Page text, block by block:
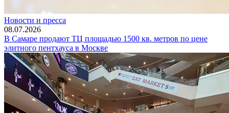
Новости и пресса
08.07.2026
В Самаре продают ТЦ площадью 1500 кв. метров по цене
элитного пентхауса в Москве